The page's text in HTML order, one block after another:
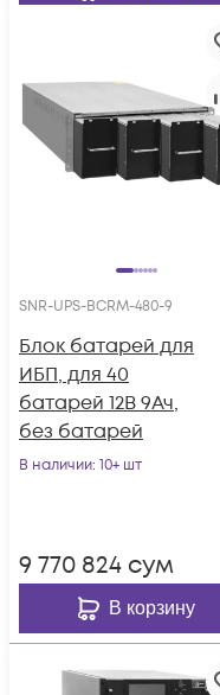
SNR-UPS-BCRM-480-9
Блок батарей для
ИБП, для 40
батарей 12В 9Ач,
без батарей
В наличии: 10+ шт
9 770 824 сум
В корзину